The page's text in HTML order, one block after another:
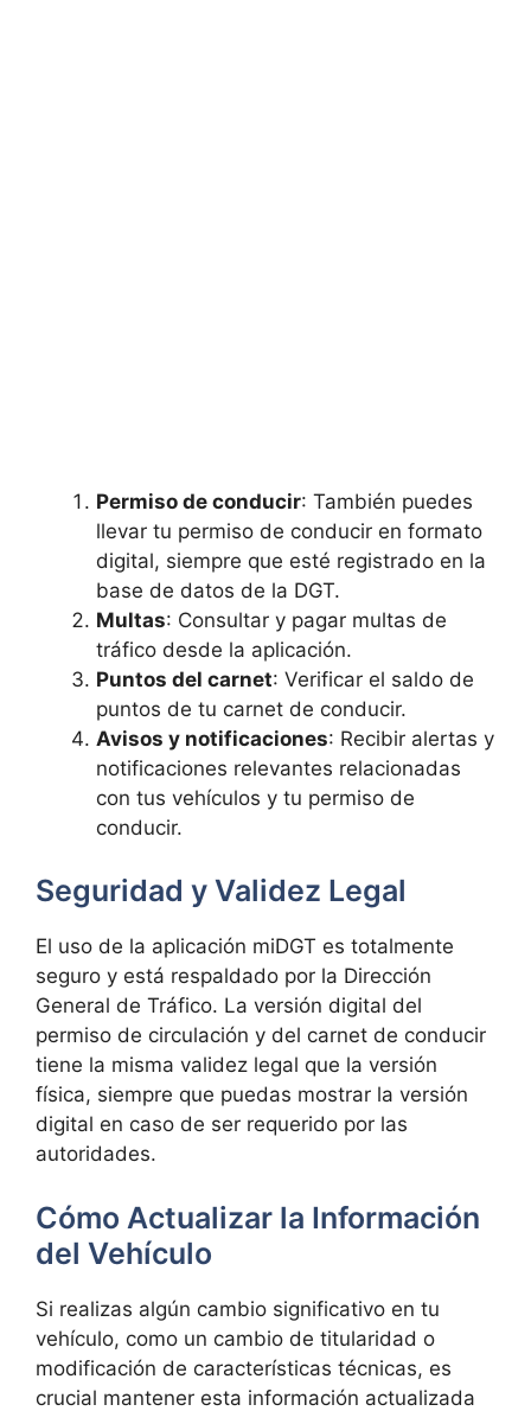
Permiso de conducir: También puedes
llevar tu permiso de conducir en formato
digital, siempre que esté registrado en la
base de datos de la DGT.
Multas: Consultar y pagar multas de
tráfico desde la aplicación.
Puntos del carnet: Verificar el saldo de
puntos de tu carnet de conducir.
Avisos y notificaciones: Recibir alertas y
notificaciones relevantes relacionadas
con tus vehículos y tu permiso de
conducir.
Seguridad y Validez Legal
El uso de la aplicación miDGT es totalmente
seguro y está respaldado por la Dirección
General de Tráfico. La versión digital del
permiso de circulación y del carnet de conducir
tiene la misma validez legal que la versión
física, siempre que puedas mostrar la versión
digital en caso de ser requerido por las
autoridades.
Cómo Actualizar la Información
del Vehículo
Si realizas algún cambio significativo en tu
vehículo, como un cambio de titularidad o
modificación de características técnicas, es
crucial mantener esta información actualizada